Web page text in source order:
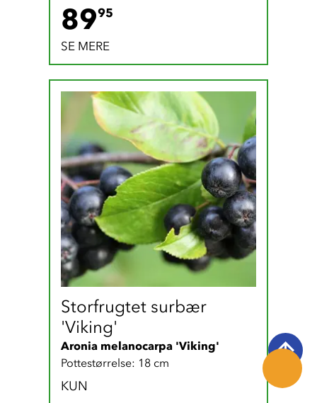
8995
SE MERE
Storfrugtet surbær
'Viking'
Aronia melanocarpa 'Viking'
Pottestørrelse: 18 cm
KUN